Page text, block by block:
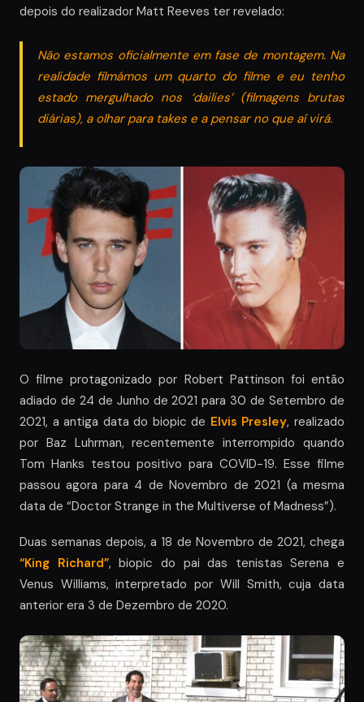
depois do realizador Matt Reeves ter revelado:
Não estamos oficialmente em fase de montagem. Na
realidade filmámos um quarto do filme e eu tenho
estado mergulhado nos ‘dailies’ (filmagens brutas
diárias), a olhar para takes e a pensar no que aí virá.
O filme protagonizado por Robert Pattinson foi então
adiado de 24 de Junho de 2021 para 30 de Setembro de
2021, a antiga data do biopic de Elvis Presley, realizado
por Baz Luhrman, recentemente interrompido quando
Tom Hanks testou positivo para COVID-19. Esse filme
passou agora para 4 de Novembro de 2021 (a mesma
data de “Doctor Strange in the Multiverse of Madness”).
Duas semanas depois, a 18 de Novembro de 2021, chega
“King Richard”, biopic do pai das tenistas Serena e
Venus Williams, interpretado por Will Smith, cuja data
anterior era 3 de Dezembro de 2020.